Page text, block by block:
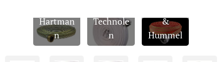
Hartman
n
Technole
n
&
Hummel